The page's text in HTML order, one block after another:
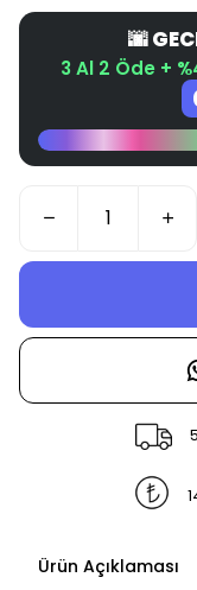
🌆
3 Al 2 Öde +
Ürün Açıklaması